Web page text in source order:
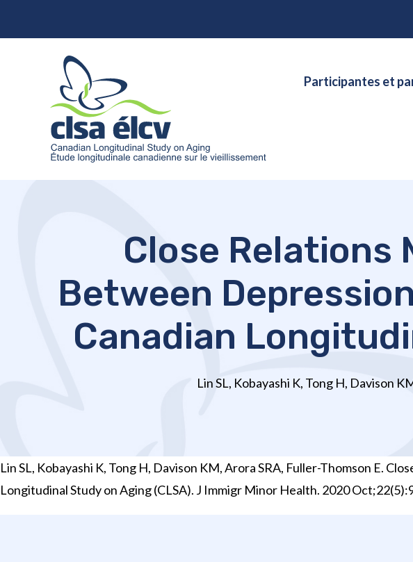
Participantes et
Close Relations
Between
Canadian
Lin SL, Kobayashi K, Tong H, Davison
Lin SL, Kobayashi K, Tong H, Davison KM, Arora SRA, Fuller-Thomson E.
Longitudinal Study on Aging (CLSA). J Immigr Minor Health. 2020